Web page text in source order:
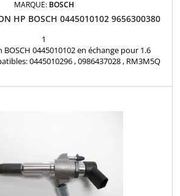
MARQUE: BOSCH
HP BOSCH 0445010102 9656300380
1
0445010102 en échange pour 1.6
0445010296 , 0986437028 , RM3M5Q